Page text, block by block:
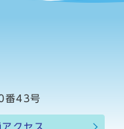
番43号
クセス